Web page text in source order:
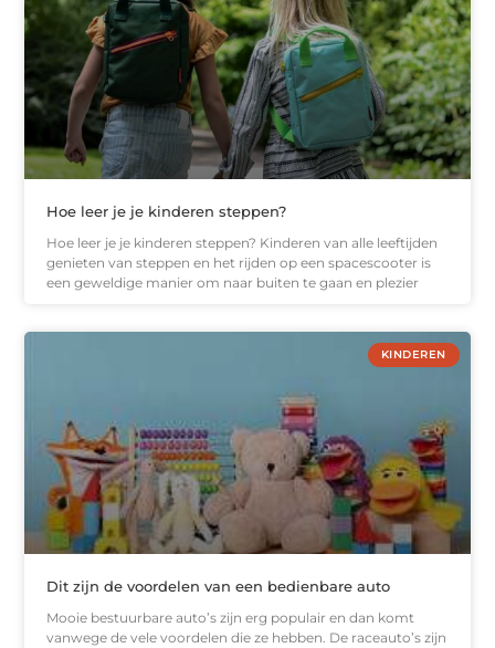
Hoe leer je je kinderen steppen?
Hoe leer je je kinderen steppen? Kinderen van alle leeftijden
genieten van steppen en het rijden op een spacescooter is
een geweldige manier om naar buiten te gaan en plezier
KINDEREN
Dit zijn de voordelen van een bedienbare auto
Mooie bestuurbare auto’s zijn erg populair en dan komt
vanwege de vele voordelen die ze hebben. De raceauto’s zijn